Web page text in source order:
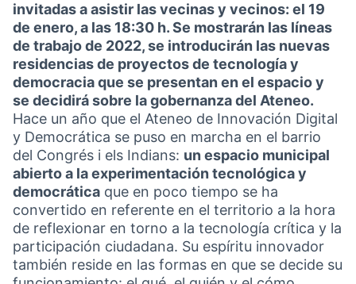
invitadas a asistir las vecinas y vecinos: el 19
de enero, a las 18:30 h. Se mostrarán las líneas
de trabajo de 2022, se introducirán las nuevas
residencias de proyectos de tecnología y
democracia que se presentan en el espacio y
se decidirá sobre la gobernanza del Ateneo.
Hace un año que el Ateneo de Innovación Digital
y Democrática se puso en marcha en el barrio
del Congrés i els Indians: un espacio municipal
abierto a la experimentación tecnológica y
democrática que en poco tiempo se ha
convertido en referente en el territorio a la hora
de reflexionar en torno a la tecnología crítica y la
participación ciudadana. Su espíritu innovador
también reside en las formas en que se decide su